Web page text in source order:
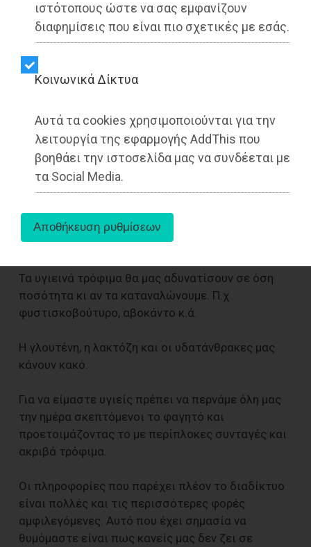
ιστότοπους ώστε να σας εμφανίζουν
διαφημίσεις που είναι πιο σχετικές με εσάς.
Kοινωνικά Δίκτυα
Αυτά τα cookies χρησιμοποιούνται για την
λειτουργία της εφαρμογής AddThis που
βοηθάει την ιστοσελίδα μας να συνδέεται με
τα Social Media.
Εστιάζουν αποκλειστικά στη σωματική υγεία και
αγνοούν εντελώς τις άλλες πτυχές της υγείας
χαρά, κοινωνικοποίηση ή συναισθηματική ανάγκη
κ.ά.
Αν μια διατροφή είναι «της μόδας» μπορούμε
όλοι να την ακολουθήσουμε αγνοώντας τη
προσωπικές μας ανάγκες, π.χ. διαλειμματική
νηστεία, carnivore διατροφή κ.ά.
Τα υγιεινά τρόφιμα θα μας αδυνατίσουν σε όση
ποσότητα κι αν τα καταναλώνουμε. Π.χ
φυστισκοβούτυρο, αβοκάντο κ.ά.
Η γλουτένη, η λακτόζη και οι υδατάνθρακες μας
κάνουν κακό.
Για να είμαστε υγιείς πρέπει να περνάμε όλη μας
την ημέρα σκεπτόμενοι το φαγητό και
προετοιμάζοντας το με περίπλοκες συνταγές και
ακριβά τρόφιμα.
Οι πληροφορίες που παρέχει πλέον το διαδίκτυο
είναι πολλές και τις περισσότερες φορές
αμφιλεγόμενες. Αυτό που έχει σημασία να
θυμόμαστε είναι πως κανείς μας δεν ζει σε